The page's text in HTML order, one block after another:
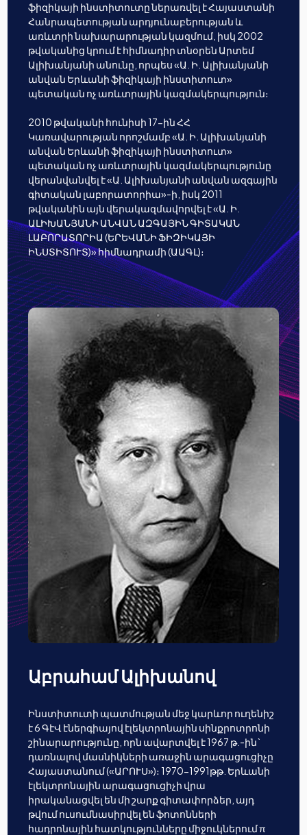
ֆիզիկայի ինստիտուտը ներառվել է Հայաստանի
Հանրապետության արդյունաբերության և
առևտրի նախարարության կազմում, իսկ 2002
թվականից կրում է հիմնադիր տնօրեն Արտեմ
Ալիխանյանի անունը, որպես «Ա. Ի. Ալիխանյանի
անվան Երևանի ֆիզիկայի ինստիտուտ»
պետական ոչ առևտրային կազմակերպություն։
2010 թվականի հունիսի 17-ին ՀՀ
Կառավարության որոշմամբ «Ա. Ի. Ալիխանյանի
անվան Երևանի ֆիզիկայի ինստիտուտ»
պետական ոչ առևտրային կազմակերպությունը
վերանվանվել է «Ա. Ալիխանյանի անվան ազգային
գիտական լաբորատորիա»-ի, իսկ 2011
թվականին այն վերակազմավորվել է «Ա. Ի.
ԱԼԻԽԱՆՅԱՆԻ ԱՆՎԱՆ ԱԶԳԱՅԻՆ ԳԻՏԱԿԱՆ
ԼԱԲՈՐԱՏՈՐԻԱ (ԵՐԵՎԱՆԻ ՖԻԶԻԿԱՅԻ
ԻՆՍՏԻՏՈՒՏ)» հիմնադրամի (ԱԱԳԼ)։
Աբրահամ Ալիխանով
Ինստիտուտի պատմության մեջ կարևոր ուղենիշ
է 6 ԳէՎ էներգիայով էլեկտրոնային սինքրոտրոնի
շինարարությունը, որն ավարտվել է 1967 թ.-ին`
դառնալով մասնիկների առաջին արագացուցիչը
Հայաստանում («ԱՐՈՒՍ»)։ 1970-1991թթ. Երևանի
էլեկտրոնային արագացուցիչի վրա
իրականացվել են մի շարք գիտափորձեր, այդ
թվում ուսումնասիրվել են ֆոտոնների
հադրոնային հատկությունները միջուկներում π